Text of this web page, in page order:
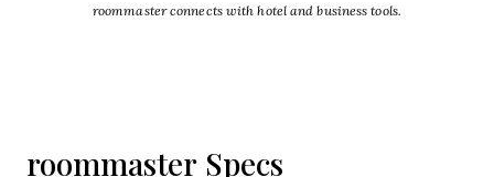
roommaster connects with hotel and business tools.
roommaster Specs